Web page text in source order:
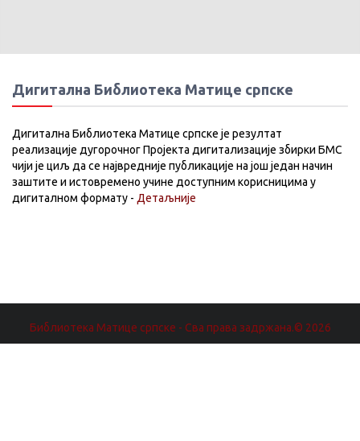
Дигитална Библиотека Матице српске
Дигитална Библиотека Матице српске је резултат
реализације дугорочног Пројекта дигитализације збирки БМС
чији је циљ да се највредније публикације на још један начин
заштите и истовремено учине доступним корисницима у
дигиталном формату - Детаљније
Библиотека Матице српске - Сва права задржана.© 2026